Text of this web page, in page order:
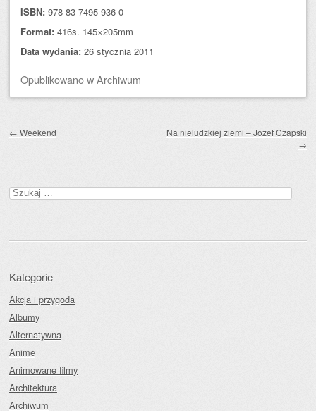
ISBN: 978-83-7495-936-0
Format: 416s. 145×205mm
Data wydania: 26 stycznia 2011
OpublikowanowArchiwum
← Weekend
Na nieludzkiej ziemi – Józef Czapski
→
Szukaj:
Kategorie
Akcja i przygoda
Albumy
Alternatywna
Anime
Animowane filmy
Architektura
Archiwum